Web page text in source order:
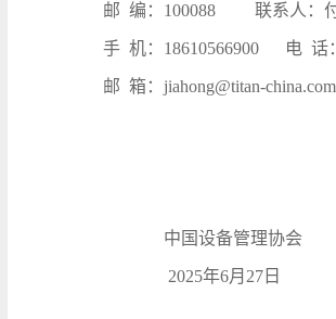
邮 编：100088 联系人：
手 机：18610566900 电 话：
邮 箱：jiahong@titan-china.com
中国设备管理协会
2025年6月27日